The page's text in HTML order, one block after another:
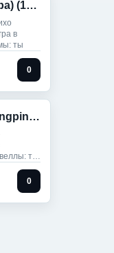
Hey Phil (Hey Grandpa) (18+)
в
ты
0
My Bimbo Dream: Kingpin (18+)
ты
0